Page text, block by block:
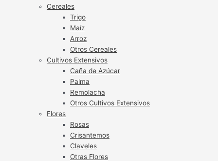
Cereales
Trigo
Maíz
Arroz
Otros Cereales
Cultivos Extensivos
Caña de Azúcar
Palma
Remolacha
Otros Cultivos Extensivos
Flores
Rosas
Crisantemos
Claveles
Otras Flores